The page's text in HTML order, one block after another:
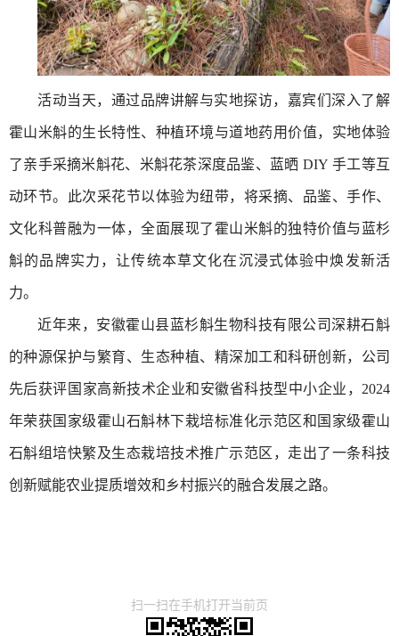
活动当天，通过品牌讲解与实地探访，嘉宾们深入了解
霍山米斛的生长特性、种植环境与道地药用价值，实地体验
了亲手采摘米斛花、米斛花茶深度品鉴、蓝晒 DIY 手工等互
动环节。此次采花节以体验为纽带，将采摘、品鉴、手作、
文化科普融为一体，全面展现了霍山米斛的独特价值与蓝杉
斛的品牌实力，让传统本草文化在沉浸式体验中焕发新活
力。
近年来，安徽霍山县蓝杉斛生物科技有限公司深耕石斛
的种源保护与繁育、生态种植、精深加工和科研创新，公司
先后获评‌国家高新技术企业和‌安徽省科技型中小企业，2024
年荣获国家级霍山石斛林下栽培标准化示范区和国家级霍山
石斛组培快繁及生态栽培技术推广示范区，走出了一条科技
创新赋能农业提质增效和乡村振兴的融合发展之路。
扫一扫在手机打开当前页